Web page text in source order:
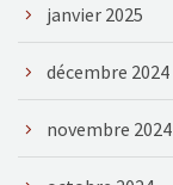
janvier 2025
décembre 2024
novembre 2024